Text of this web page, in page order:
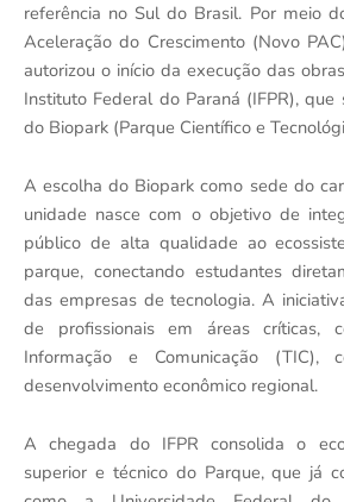
referência no Sul do Brasil. Por meio
Aceleração do Crescimento (Novo
autorizou o início da execução das
Instituto Federal do Paraná (IFPR),
do Biopark (Parque Científico e
A escolha do Biopark como sede do
unidade nasce com o objetivo de
público de alta qualidade ao
parque, conectando estudantes
das empresas de tecnologia. A
de profissionais em áreas críticas,
Informação e Comunicação (TIC),
desenvolvimento econômico regional.
A chegada do IFPR consolida o
superior e técnico do Parque, que já